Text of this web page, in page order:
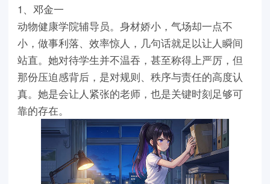
1、邓金一
动物健康学院辅导员。身材娇小，气场却一点不
小，做事利落、效率惊人，几句话就足以让人瞬间
站直。她对待学生并不温吞，甚至称得上严厉，但
那份压迫感背后，是对规则、秩序与责任的高度认
真。她是会让人紧张的老师，也是关键时刻足够可
靠的存在。